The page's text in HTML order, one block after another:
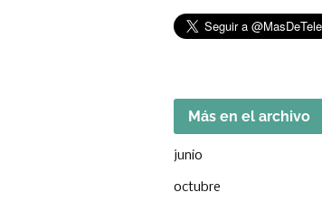
Más en el archivo
junio
octubre